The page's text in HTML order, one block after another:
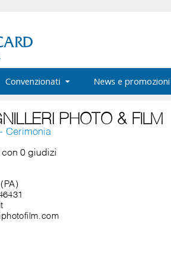
Convenzionati News e promozioni
PHOTO & FILM
Cerimonia
con 0 giudizi